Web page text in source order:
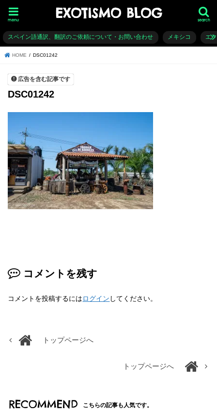
EXOTISMO BLOG search
menu
スペイン語通訳、翻訳のご依頼について・お問い合わせ メキシコ エ
HOME DSC01242
広告を含む記事です
DSC01242
コメントを残す
コメントを投稿するにはログイン してください。
トップページへ
トップページへ
RECOMMEND こちらの記事も人気です。